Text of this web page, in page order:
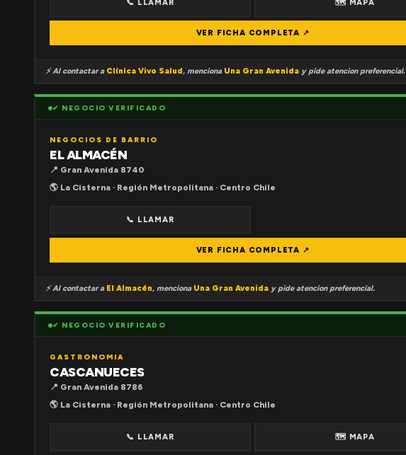
📞 LLAMAR 🗺 MAPA
VER FICHA COMPLETA ↗
⚡ Al contactar a Clínica Vivo Salud, menciona Una Gran Avenida y pide atencion preferencial.
✔ NEGOCIO VERIFICADO
NEGOCIOS DE BARRIO
EL ALMACÉN
📍 Gran Avenida 8740
🌎 La Cisterna · Región Metropolitana · Centro Chile
📞 LLAMAR
VER FICHA COMPLETA ↗
⚡ Al contactar a El Almacén, menciona Una Gran Avenida y pide atencion preferencial.
✔ NEGOCIO VERIFICADO
GASTRONOMIA
CASCANUECES
📍 Gran Avenida 8786
🌎 La Cisterna · Región Metropolitana · Centro Chile
📞 LLAMAR 🗺 MAPA